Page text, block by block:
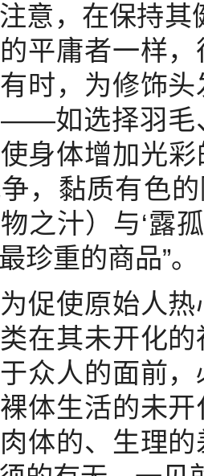
意，在保持其
平庸者一样
时，为修饰
如选择羽毛
身体增加光
，黏质有色
之汁）与‘露
珍重的商品”
使原始人热
在其未开化
众人的面前
体生活的未
体的、生理